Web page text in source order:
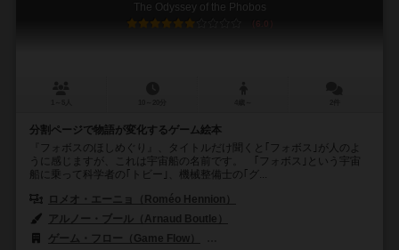
The Odyssey of the Phobos
6.0
分割ページで物語が変化するゲーム絵本
『フォボスのほしめぐり』、タイトルだけ聞くと｢フォボス｣が人のよ
うに感じますが、これは宇宙船の名前です。 ｢フォボス｣という宇宙
船に乗って科学者の｢トビー｣、機械整備士の｢グ...
ロメオ・エーニョ（Roméo Hennion）
アルノー・ブール（Arnaud Boutle）
ゲーム・フロー（Game Flow）